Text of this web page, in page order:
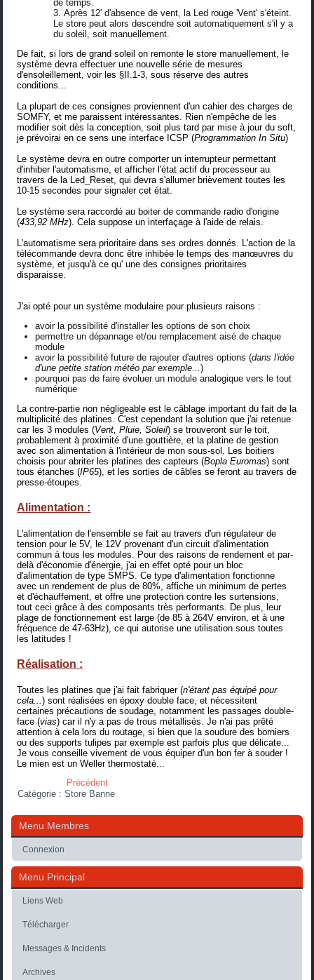
de temps.
Après 12' d'absence de vent, la Led rouge 'Vent' s'éteint.
Le store peut alors descendre soit automatiquement s'il y a
du soleil, soit manuellement.
De fait, si lors de grand soleil on remonte le store manuellement, le
système devra effectuer une nouvelle série de mesures
d'ensoleillement, voir les §II.1-3, sous réserve des autres
conditions...
La plupart de ces consignes proviennent d'un cahier des charges de
SOMFY, et me paraissent intéressantes. Rien n'empêche de les
modifier soit dès la conception, soit plus tard par mise à jour du soft,
je prévoirai en ce sens une interface ICSP (Programmation In Situ)
Le système devra en outre comporter un interrupteur permettant
d'inhiber l'automatisme, et afficher l'état actif du processeur au
travers de la Led_Reset, qui devra s'allumer brièvement toutes les
10-15 secondes pour signaler cet état.
Le système sera raccordé au boiter de commande radio d'origine
(433,92 MHz). Cela suppose un interfaçage à l'aide de relais.
L'automatisme sera prioritaire dans ses ordres donnés. L'action de la
télécommande devra donc être inhibée le temps des manœuvres du
système, et jusqu'à ce qu' une des consignes prioritaires
disparaisse.
J'ai opté pour un système modulaire pour plusieurs raisons :
avoir la possibilité d'installer les options de son choix
permettre un dépannage et/ou remplacement aisé de chaque
module
avoir la possibilité future de rajouter d'autres options (dans l'idée
d'une petite station météo par exemple...)
pourquoi pas de faire évoluer un module analogique vers le tout
numérique
La contre-partie non négligeable est le câblage important du fait de la
multiplicité des platines. C'est cependant la solution que j'ai retenue
car les 3 modules (Vent, Pluie, Soleil) se trouveront sur le toit,
probablement à proximité d'une gouttière, et la platine de gestion
avec son alimentation à l'intérieur de mon sous-sol. Les boitiers
choisis pour abriter les platines des capteurs (Bopla Euromas) sont
tous étanches (IP65), et les sorties de câbles se feront au travers de
presse-étoupes.
Alimentation :
L'alimentation de l'ensemble se fait au travers d'un régulateur de
tension pour le 5V, le 12V provenant d'un circuit d'alimentation
commun à tous les modules. Pour des raisons de rendement et par-
delà d'économie d'énergie, j'ai en effet opté pour un bloc
d'alimentation de type SMPS. Ce type d'alimentation fonctionne
avec un rendement de plus de 80%, affiche un minimum de pertes
et d'échauffement, et offre une protection contre les surtensions,
tout ceci grâce à des composants très performants. De plus, leur
plage de fonctionnement est large (de 85 à 264V environ, et à une
fréquence de 47-63Hz), ce qui autorise une utilisation sous toutes
les latitudes !
Réalisation :
Toutes les platines que j'aifait fabriquer(n'étant pas équipé pour
cela...) sont réalisées en époxy double face, et nécessitent
certaines précautions de soudage, notamment les passages double-
face (vias) car il n'y a pas de trous métallisés. Je n'ai pas prêté
attention à cela lors du routage, si bien que la soudure des borniers
ou des supports tulipes par exemple est parfois plus que délicate...
Je vous conseille vivement de vous équiper d'un bon fer à souder !
Le mien estun Weller thermostaté...
Précédent
Catégorie :Store Banne
Menu Membres
Connexion
Menu Principal
Liens Web
Télécharger
Messages & Incidents
Archives